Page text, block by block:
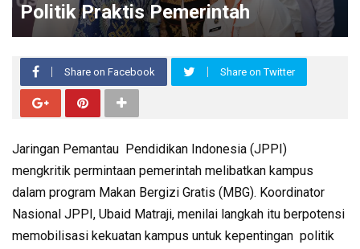
Politik Praktis Pemerintah
Share on Facebook Share on Twitter
Jaringan Pemantau Pendidikan Indonesia (JPPI)
mengkritik permintaan pemerintah melibatkan kampus
dalam program Makan Bergizi Gratis (MBG). Koordinator
Nasional JPPI, Ubaid Matraji, menilai langkah itu berpotensi
memobilisasi kekuatan kampus untuk kepentingan politik